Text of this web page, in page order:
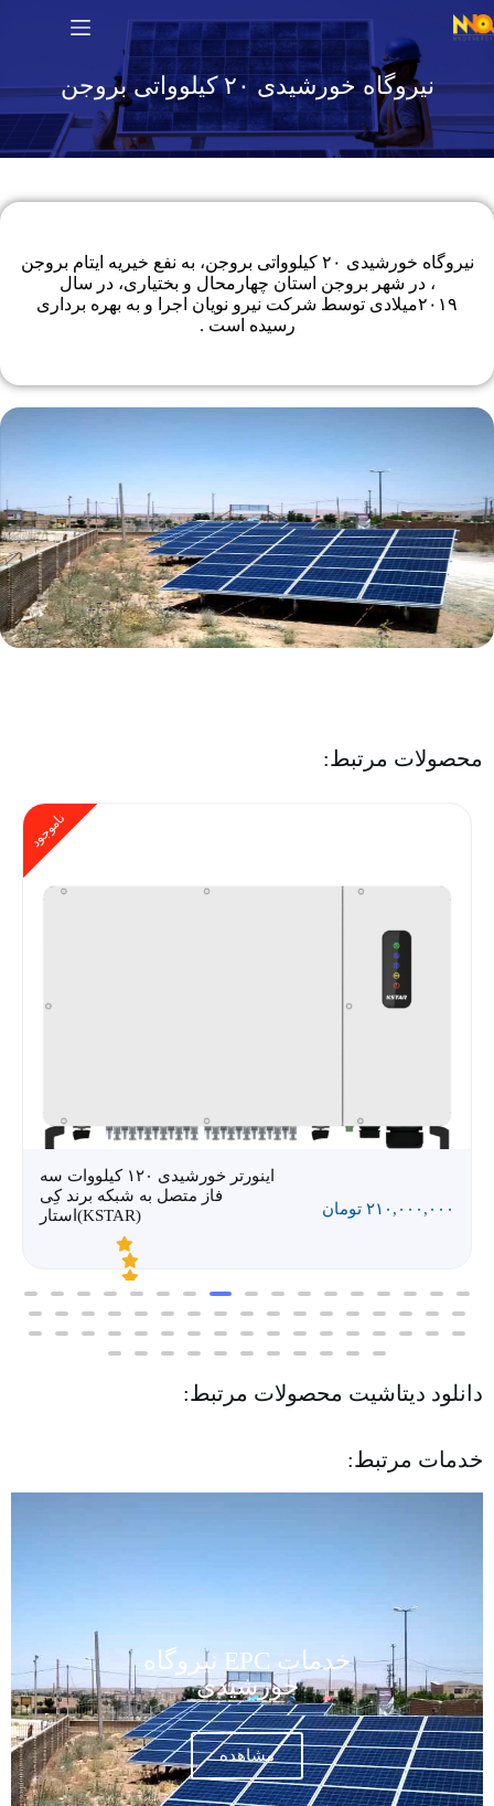
نیروگاه خورشیدی ۲۰ کیلوواتی بروجن
نیروگاه خورشیدی ۲۰ کیلوواتی بروجن، به نفع خیریه ایتام بروجن
، در شهر بروجن استان چهارمحال و بختیاری، در سال
۲۰۱۹میلادی توسط شرکت نیرو نویان اجرا و به بهره برداری
رسیده است .
محصولات مرتبط:
ناموجود
اینورتر خورشیدی ۱۲۰ کیلووات سه
فاز متصل به شبکه برند کِی
استار(KSTAR)
۲۱۰,۰۰۰,۰۰۰ تومان
دانلود دیتاشیت محصولات مرتبط:
خدمات مرتبط:
خدمات EPC نیروگاه
خورشیدی
مشاهده